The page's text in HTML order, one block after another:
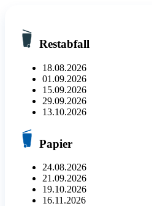
Restabfall
18.08.2026
01.09.2026
15.09.2026
29.09.2026
13.10.2026
Papier
24.08.2026
21.09.2026
19.10.2026
16.11.2026